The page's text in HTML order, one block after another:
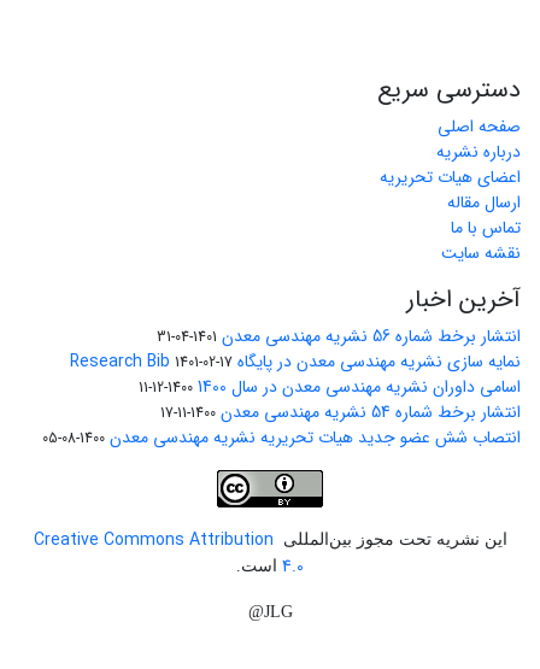
دسترسی سریع
صفحه اصلی
درباره نشریه
اعضای هیات تحریریه
ارسال مقاله
تماس با ما
نقشه سایت
آخرین اخبار
انتشار برخط شماره 56 نشریه مهندسی معدن 1401-04-31
نمایه سازی نشریه مهندسی معدن در پایگاه Research Bib 1401-02-17
اسامی داوران نشریه مهندسی معدن در سال 1400 1400-12-11
انتشار برخط شماره 54 نشریه مهندسی معدن 1400-11-17
انتصاب شش عضو جدید هیات تحریریه نشریه مهندسی معدن 1400-08-05
این نشریه تحت مجوز بین‌المللی
Creative Commons Attribution
4.0 است.
JLG@